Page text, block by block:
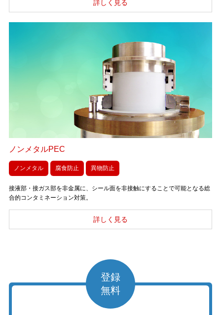
ノンメタルPEC
ノンメタル 腐食防止 異物防止
接液部・接ガス部を非金属に、シール面を非接触にすることで可能となる総
合的コンタミネーション対策。
登録
無料